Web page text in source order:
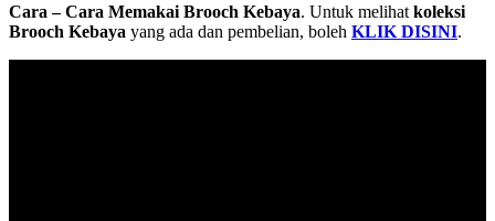
Cara – Cara Memakai Brooch Kebaya. Untuk melihat koleksi
Brooch Kebaya yang ada dan pembelian, boleh KLIK DISINI.